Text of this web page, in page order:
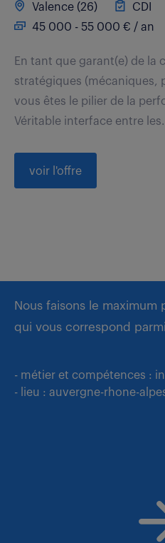
Valence (26)
CDI
45 000 - 55 000 € / an
En tant que garant(e) de la
stratégiques (mécaniques,
vous êtes le pilier de la
Véritable interface entre
voir l'offre
Nous faisons le
qui vous correspond
- métier et compétences :
- lieu : auvergne-rhone-